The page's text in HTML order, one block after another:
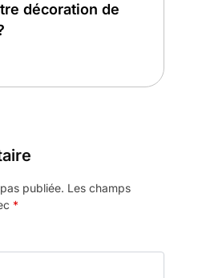
décoration de
publiée. Les champs
*